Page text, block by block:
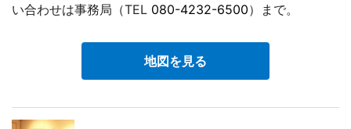
い合わせは事務局（TEL 080-4232-6500）まで。
地図を見る